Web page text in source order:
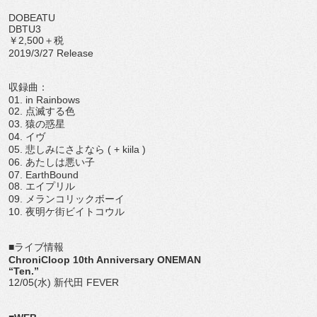
DOBEATU
DBTU3
￥2,500＋税
2019/3/27 Release
収録曲：
01. in Rainbows
02. 点滅する色
03. 猿の惑星
04. イヴ
05. 悲しみにさよなら ( + kiila )
06. あたしは悪い子
07. EarthBound
08. エイプリル
09. メランコリックボーイ
10. 夜明ケ街ビイトコウル
■ライブ情報
ChroniCloop 10th Anniversary ONEMAN
“Ten.”
12/05(水) 新代田 FEVER